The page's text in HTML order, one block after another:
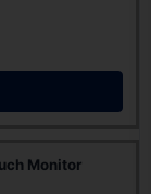
Monitor